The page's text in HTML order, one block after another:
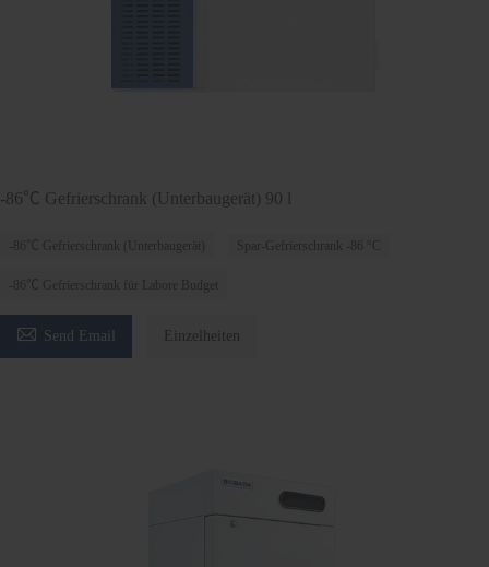
-86℃ Gefrierschrank (Unterbaugerät) 90 l
-86℃ Gefrierschrank (Unterbaugerät) Spar-Gefrierschrank -86 °C
-86℃ Gefrierschrank für Labore Budget
 Send Email Einzelheiten